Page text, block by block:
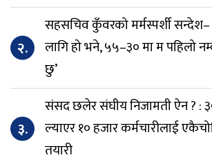
२.
सहसचिव कुँवरको मर्मस्पर्शी
लागि हो भने, ५५–३० मा म पहिलो
छु’
३.
संसद छलेर संघीय निजामती ऐन ? :
ल्याएर १० हजार कर्मचारीलाई
तयारी